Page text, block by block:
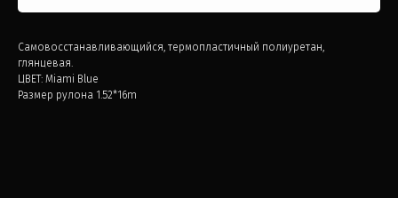
Самовосстанавливающийся, термопластичный полиуретан,
глянцевая.
ЦВЕТ: Miami Blue
Размер рулона 1.52*16m